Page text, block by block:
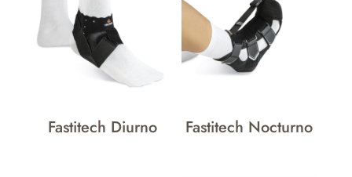
Fastitech Diurno Fastitech Nocturno